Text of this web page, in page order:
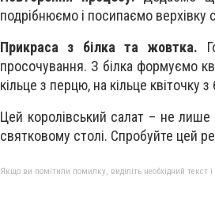
подрібнюємо і посипаємо
Прикраса з білка та жовтка.
просочування. З білка формуємо
кільце з перцю, на кільце квіточку
Цей королівський салат – не
святковому столі. Спробуйте цей
Якщо ви помітили помилку, виділіть необхідний текст